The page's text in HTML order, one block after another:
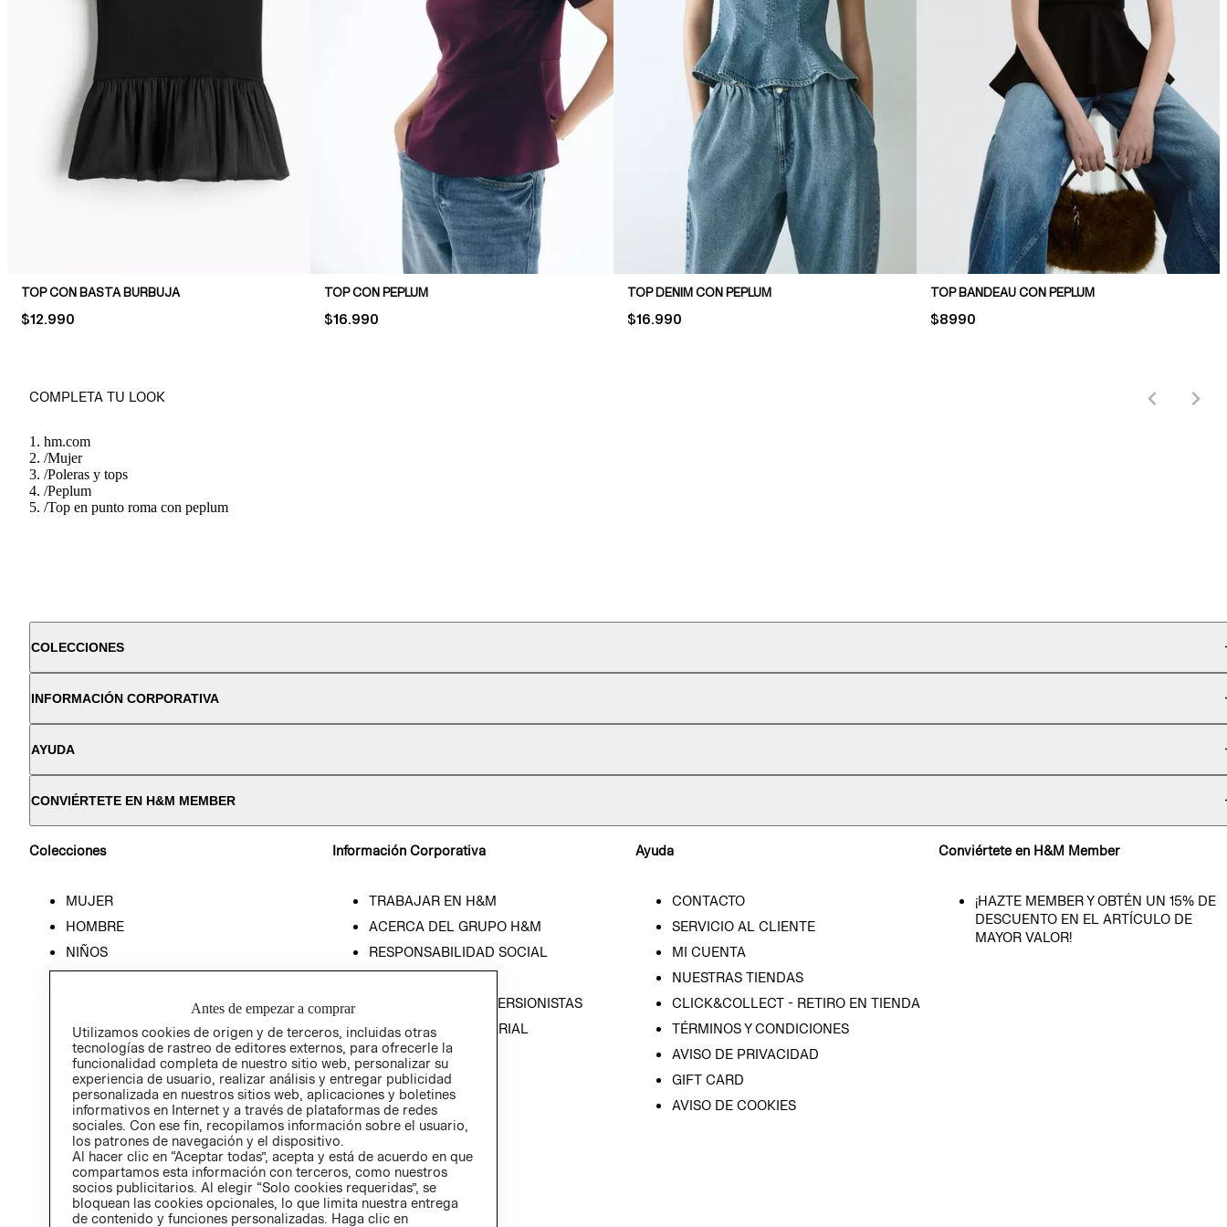
TOP CON BASTA BURBUJA
PRICE:
$12.990
TOP CON PEPLUM
PRICE:
$16.990
TOP DENIM CON PEPLUM
PRICE:
$16.990
TOP BANDEAU CON PEPLUM
PRICE:
$8990
COMPLETA TU LOOK
hm.com
/Mujer
/Poleras y tops
/Peplum
/Top en punto roma con peplum
COLECCIONES
INFORMACIÓN CORPORATIVA
AYUDA
CONVIÉRTETE EN H&M MEMBER
Colecciones
MUJER
HOMBRE
NIÑOS
Información Corporativa
TRABAJAR EN H&M
ACERCA DEL GRUPO H&M
RESPONSABILIDAD SOCIAL
RELACIÓN CON INVERSIONISTAS
POLÍTICA EMPRESARIAL
Ayuda
CONTACTO
SERVICIO AL CLIENTE
MI CUENTA
NUESTRAS TIENDAS
CLICK&COLLECT - RETIRO EN TIENDA
TÉRMINOS Y CONDICIONES
AVISO DE PRIVACIDAD
GIFT CARD
AVISO DE COOKIES
Conviértete en H&M Member
¡HAZTE MEMBER Y OBTÉN UN 15% DE
DESCUENTO EN EL ARTÍCULO DE
MAYOR VALOR!
Antes de empezar a comprar
Utilizamos cookies de origen y de terceros, incluidas otras
tecnologías de rastreo de editores externos, para ofrecerle la
funcionalidad completa de nuestro sitio web, personalizar su
experiencia de usuario, realizar análisis y entregar publicidad
personalizada en nuestros sitios web, aplicaciones y boletines
informativos en Internet y a través de plataformas de redes
sociales. Con ese fin, recopilamos información sobre el usuario,
los patrones de navegación y el dispositivo.
Al hacer clic en “Aceptar todas”, acepta y está de acuerdo en que
compartamos esta información con terceros, como nuestros
socios publicitarios. Al elegir “Solo cookies requeridas”, se
bloquean las cookies opcionales, lo que limita nuestra entrega
de contenido y funciones personalizadas. Haga clic en